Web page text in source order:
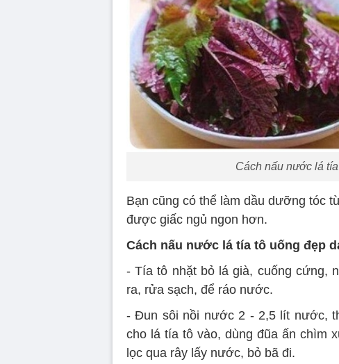
Cách nấu nước lá
Bạn cũng có thể làm dầu dưỡng tóc
được giấc ngủ ngon hơn.
Cách nấu nước lá tía tô uống đẹp
- Tía tô nhặt bỏ lá già, cuống cứng,
ra, rửa sạch, để ráo nước.
- Đun sôi nồi nước 2 - 2,5 lít nước,
cho lá tía tô vào, dùng đũa ấn chìm
lọc qua rây lấy nước, bỏ bã đi.